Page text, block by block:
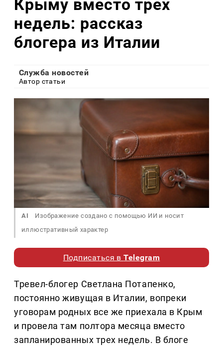
Крыму вместо трех
недель: рассказ
блогера из Италии
Служба новостей
Автор статьи
AI
Изображение создано с помощью ИИ и носит
иллюстративный характер
Подписаться вTelegram
Тревел-блогер Светлана Потапенко,
постоянно живущая в Италии, вопреки
уговорам родных все же приехала в Крым
и провела там полтора месяца вместо
запланированных трех недель. В блоге